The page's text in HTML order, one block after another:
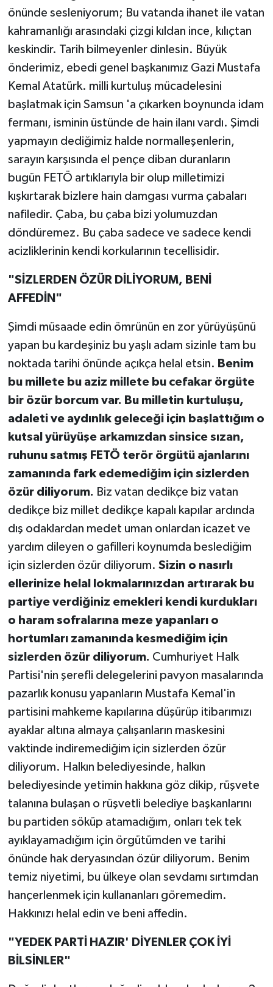
önünde sesleniyorum; Bu vatanda ihanet ile vatan
kahramanlığı arasındaki çizgi kıldan ince, kılıçtan
keskindir. Tarih bilmeyenler dinlesin. Büyük
önderimiz, ebedi genel başkanımız Gazi Mustafa
Kemal Atatürk. milli kurtuluş mücadelesini
başlatmak için Samsun 'a çıkarken boynunda idam
fermanı, isminin üstünde de hain ilanı vardı. Şimdi
yapmayın dediğimiz halde normalleşenlerin,
sarayın karşısında el pençe diban duranların
bugün FETÖ artıklarıyla bir olup milletimizi
kışkırtarak bizlere hain damgası vurma çabaları
nafiledir. Çaba, bu çaba bizi yolumuzdan
döndüremez. Bu çaba sadece ve sadece kendi
acizliklerinin kendi korkularının tecellisidir.
"SİZLERDEN ÖZÜR DİLİYORUM, BENİ
AFFEDİN"
Şimdi müsaade edin ömrünün en zor yürüyüşünü
yapan bu kardeşiniz bu yaşlı adam sizinle tam bu
noktada tarihi önünde açıkça helal etsin. Benim
bu millete bu aziz millete bu cefakar örgüte
bir özür borcum var. Bu milletin kurtuluşu,
adaleti ve aydınlık geleceği için başlattığım o
kutsal yürüyüşe arkamızdan sinsice sızan,
ruhunu satmış FETÖ terör örgütü ajanlarını
zamanında fark edemediğim için sizlerden
özür diliyorum. Biz vatan dedikçe biz vatan
dedikçe biz millet dedikçe kapalı kapılar ardında
dış odaklardan medet uman onlardan icazet ve
yardım dileyen o gafilleri koynumda beslediğim
için sizlerden özür diliyorum. Sizin o nasırlı
ellerinize helal lokmalarınızdan artırarak bu
partiye verdiğiniz emekleri kendi kurdukları
o haram sofralarına meze yapanları o
hortumları zamanında kesmediğim için
sizlerden özür diliyorum. Cumhuriyet Halk
Partisi'nin şerefli delegelerini pavyon masalarında
pazarlık konusu yapanların Mustafa Kemal'in
partisini mahkeme kapılarına düşürüp itibarımızı
ayaklar altına almaya çalışanların maskesini
vaktinde indiremediğim için sizlerden özür
diliyorum. Halkın belediyesinde, halkın
belediyesinde yetimin hakkına göz dikip, rüşvete
talanına bulaşan o rüşvetli belediye başkanlarını
bu partiden söküp atamadığım, onları tek tek
ayıklayamadığım için örgütümden ve tarihi
önünde hak deryasından özür diliyorum. Benim
temiz niyetimi, bu ülkeye olan sevdamı sırtımdan
hançerlenmek için kullananları göremedim.
Hakkınızı helal edin ve beni affedin.
"YEDEK PARTİ HAZIR' DİYENLER ÇOK İYİ
BİLSİNLER"